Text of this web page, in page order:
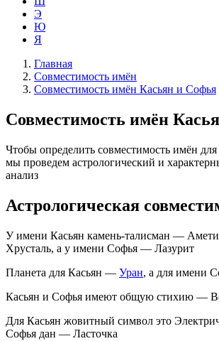
Э
Ю
Я
Главная
Совместимость имён
Совместимость имён Касьян и Софья
Совместимость имён
Чтобы определить совместимость имён
мы проведем астрологический и
анализ
Астрологическая
У имени Касьян камень-талисман —
Хрусталь, а у имени Софья — Лазурит
Планета для Касьян — Уран, а для имени
Касьян и Софья имеют общую стихию —
Для Касьян жовитный символ это
Софья дан — Ласточка